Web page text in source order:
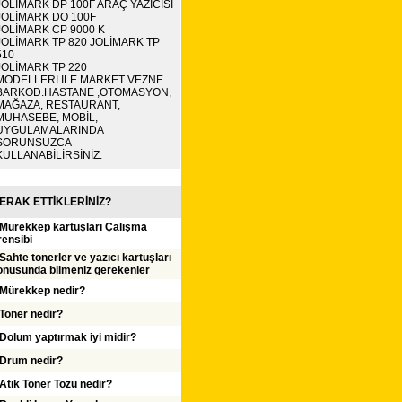
DP 100F ARAÇ YAZICISI
DO 100F
CP 9000 K
TP 820 JOLİMARK TP
TP 220
İLE MARKET VEZNE
,OTOMASYON,
RESTAURANT,
MOBİL,
ETTİKLERİNİZ?
Mürekkep kartuşları Çalışma
Sahte tonerler ve yazıcı kartuşları
bilmeniz gerekenler
Mürekkep nedir?
Toner nedir?
Dolum yaptırmak iyi midir?
Drum nedir?
Atık Toner Tozu nedir?